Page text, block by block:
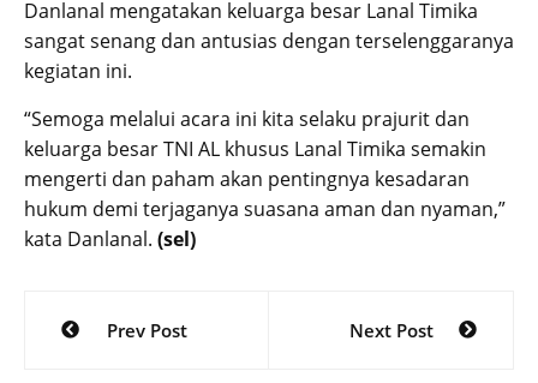
Danlanal mengatakan keluarga besar Lanal Timika
sangat senang dan antusias dengan terselenggaranya
kegiatan ini.
“Semoga melalui acara ini kita selaku prajurit dan
keluarga besar TNI AL khusus Lanal Timika semakin
mengerti dan paham akan pentingnya kesadaran
hukum demi terjaganya suasana aman dan nyaman,”
kata Danlanal. (sel)
Post
navigation
Prev Post Next Post